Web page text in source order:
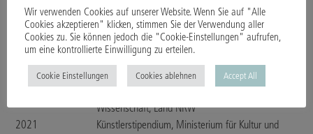
Künstlerinnenforums Münsterland, Kloster
Bentlage Rheine
2022
„IN SITU”, Artists-in-Residence-Projekt des
Künstlerinnenforums Münsterland, Kloster
Bentlage Rheine
Wissenschaft, Land NRW
2021
Künstlerstipendium, Ministerium für Kultur und
Wir verwenden Cookies auf unserer Website. Wenn Sie auf "Alle
Cookies akzeptieren" klicken, stimmen Sie der Verwendung aller
Cookies zu. Sie können jedoch die "Cookie-Einstellungen" aufrufen,
um eine kontrollierte Einwilligung zu erteilen.
Cookie Einstellungen Cookies ablehnen Accept All